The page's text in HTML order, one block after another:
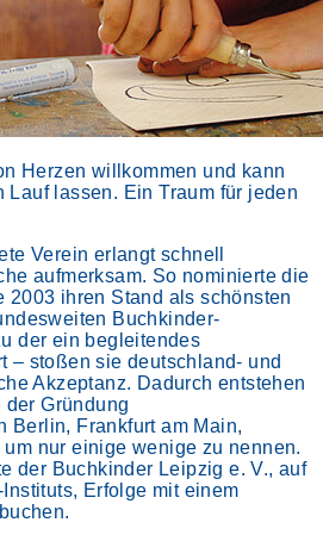
Herzen willkommen und kann
Lauf lassen. Ein Traum für jeden
Verein erlangt schnell
aufmerksam. So nominierte die
2003 ihren Stand als schönsten
Buchkinder-
der ein begleitendes
– stoßen sie deutschland- und
Akzeptanz. Dadurch entstehen
Gründung
Berlin, Frankfurt am Main,
nur einige wenige zu nennen.
der Buchkinder Leipzig e. V., auf
Erfolge mit einem